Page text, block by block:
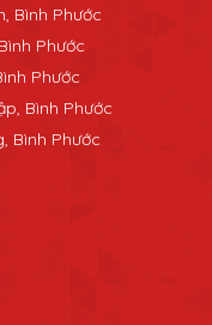
Bình Phước
Phước
Phước
Bình Phước
Bình Phước